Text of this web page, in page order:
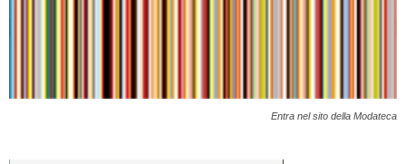
Entra nel sito della Modateca